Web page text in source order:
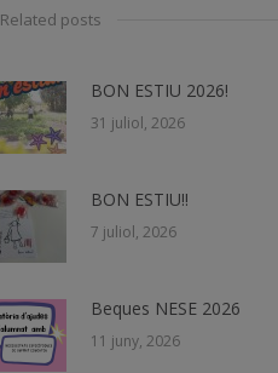
Related posts
BON ESTIU 2026!
31 juliol, 2026
BON ESTIU!!
7 juliol, 2026
Beques NESE 2026
11 juny, 2026